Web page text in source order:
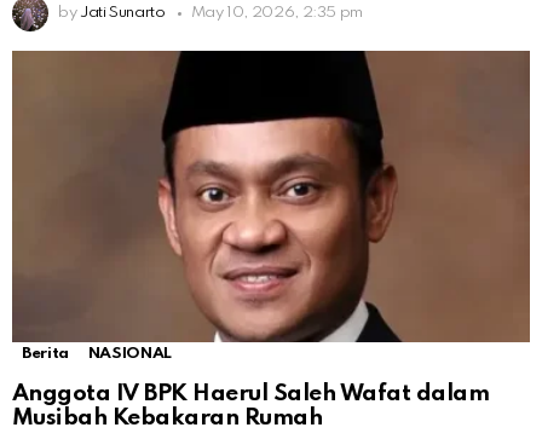
by Jati Sunarto May 10, 2026, 2:35 pm
Berita NASIONAL
Anggota IV BPK Haerul Saleh Wafat dalam
Musibah Kebakaran Rumah